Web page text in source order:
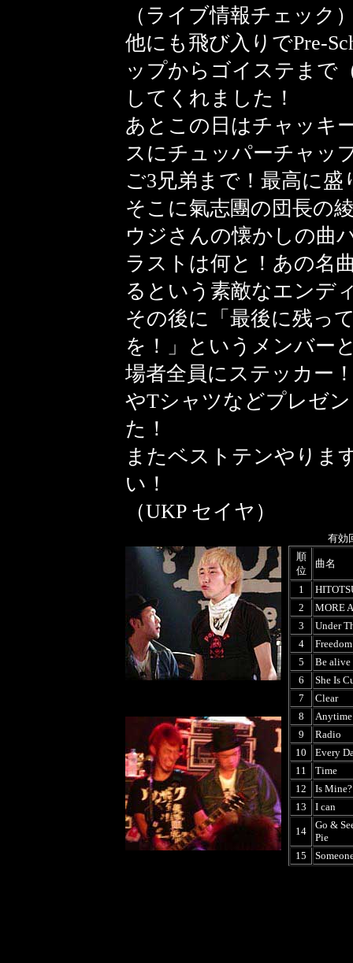
（ライブ情報チェック
他にも飛び入りでPre-
ップからゴイステまで
してくれました！
あとこの日はチャッキ
スにチュッパーチャッ
ご3兄弟まで！最高に
そこに氣志團の団長の
ウジさんの懐かしの曲
ラストは何と！あの名
るという素敵なエンデ
その後に「最後に残っ
を！」というメンバー
場者全員にステッカー
やTシャツなどプレゼ
た！
またベストテンやりま
い！
（UKP セイヤ）
有効
順
位
曲名
1
2
MORE
3
Under
4
Freedom
5
Be alive
6
She Is
7
Clear
8
Anytime
9
Radio
10
Every
11
Time
12
Is Mine?
13
I can
14
Go &
Pie
15